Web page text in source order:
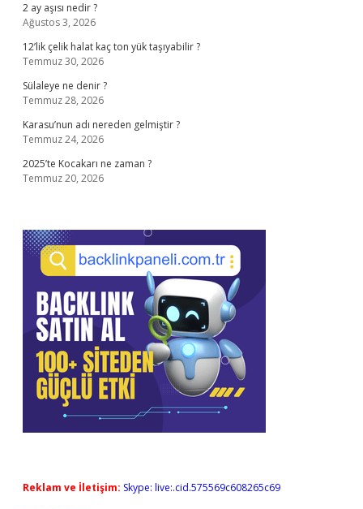
2 ay aşısı nedir ?
Ağustos 3, 2026
12’lik çelik halat kaç ton yük taşıyabilir ?
Temmuz 30, 2026
Sülaleye ne denir ?
Temmuz 28, 2026
Karasu’nun adı nereden gelmiştir ?
Temmuz 24, 2026
2025’te Kocakarı ne zaman ?
Temmuz 20, 2026
Reklam ve İletişim: Skype: live:.cid.575569c608265c69